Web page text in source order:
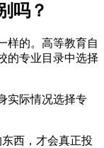
吗？
样的。高等教育自
的专业目录中选择
实际情况选择专
西，才会真正投